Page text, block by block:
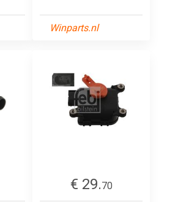
Winparts.nl
€ 29.70